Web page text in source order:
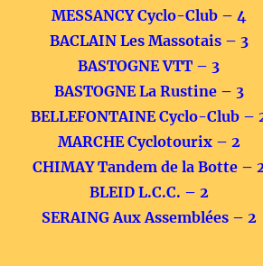
MESSANCY Cyclo-Club – 4
BACLAIN Les Massotais – 3
BASTOGNE VTT – 3
BASTOGNE La Rustine – 3
BELLEFONTAINE Cyclo-Club –
MARCHE Cyclotourix – 2
CHIMAY Tandem de la Botte –
BLEID L.C.C. – 2
SERAING Aux Assemblées – 2